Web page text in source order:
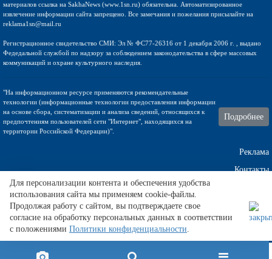
материалов ссылка на SakhaNews (www.1sn.ru) обязательна. Автоматизированное
извлечение информации сайта запрещено. Все замечания и пожелания присылайте на
reklama1sn@mail.ru
Регистрационное свидетельство СМИ: Эл № ФС77-26316 от 1 декабря 2006 г. , выдано
Федедальной службой по надзору за соблюдением законодательства в сфере массовых
коммуникаций и охране культурного наследия.
"На информационном ресурсе применяются рекомендательные
технологии (информационные технологии предоставления информации
на основе сбора, систематизации и анализа сведений, относящихся к
предпочтениям пользователей сети "Интернет", находящихся на
территории Российской Федерации)".
Подробнее
Реклама
Контакты
Техническа поддержка
Для персонализации контента и обеспечения удобства
использования сайта мы применяем cookie-файлы.
Продолжая работу с сайтом, вы подтверждаете свое
согласие на обработку персональных данных в соответствии
с положениями Политики конфиденциальности.